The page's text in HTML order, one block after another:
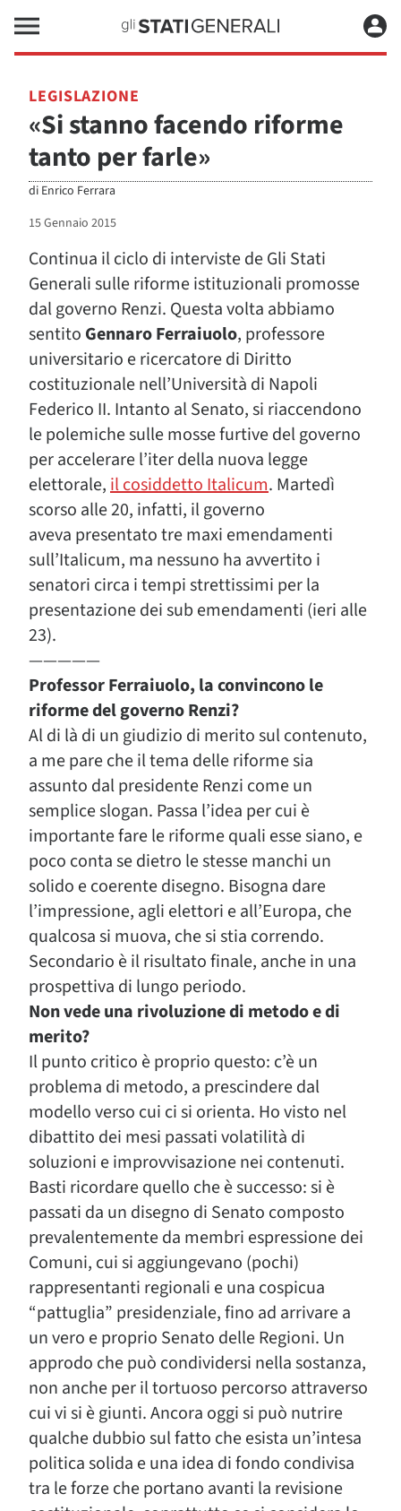
LEGISLAZIONE
«Si stanno facendo riforme
tanto per farle»
di Enrico Ferrara
15 Gennaio 2015
Continua il ciclo di interviste de Gli Stati
Generali sulle riforme istituzionali promosse
dal governo Renzi. Questa volta abbiamo
sentito Gennaro Ferraiuolo, professore
universitario e ricercatore di Diritto
costituzionale nell’Università di Napoli
Federico II. Intanto al Senato, si riaccendono
le polemiche sulle mosse furtive del governo
per accelerare l’iter della nuova legge
elettorale,il cosiddetto Italicum. Martedì
scorso alle 20, infatti, il governo
aveva presentato tre maxi emendamenti
sull’Italicum, ma nessuno ha avvertito i
senatori circa i tempi strettissimi per la
presentazione dei sub emendamenti (ieri alle
23).
—————
Professor Ferraiuolo, la convincono le
riforme del governo Renzi?
Al di là di un giudizio di merito sul contenuto,
a me pare che il tema delle riforme sia
assunto dal presidente Renzi come un
semplice slogan. Passa l’idea per cui è
importante fare le riforme quali esse siano, e
poco conta se dietro le stesse manchi un
solido e coerente disegno. Bisogna dare
l’impressione, agli elettori e all’Europa, che
qualcosa si muova, che si stia correndo.
Secondario è il risultato finale, anche in una
prospettiva di lungo periodo.
Non vede una rivoluzione di metodo e di
merito?
Il punto critico è proprio questo: c’è un
problema di metodo, a prescindere dal
modello verso cui ci si orienta. Ho visto nel
dibattito dei mesi passati volatilità di
soluzioni e improvvisazione nei contenuti.
Basti ricordare quello che è successo: si è
passati da un disegno di Senato composto
prevalentemente da membri espressione dei
Comuni, cui si aggiungevano (pochi)
rappresentanti regionali e una cospicua
“pattuglia” presidenziale, fino ad arrivare a
un vero e proprio Senato delle Regioni. Un
approdo che può condividersi nella sostanza,
non anche per il tortuoso percorso attraverso
cui vi si è giunti. Ancora oggi si può nutrire
qualche dubbio sul fatto che esista un’intesa
politica solida e una idea di fondo condivisa
tra le forze che portano avanti la revisione